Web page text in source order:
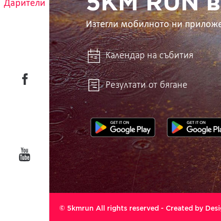
Дарители
Изтегли мобилното ни
Календар на събития
Резултати от бягане
© 5kmrun All rights reserved - Created by